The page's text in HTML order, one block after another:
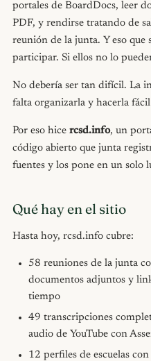
portales de BoardDocs, leer
PDF, y rendirse tratando de
reunión de la junta. Y eso que
participar. Si ellos no lo
No debería ser tan difícil. La
falta organizarla y hacerla fácil
Por eso hice rcsd.info, un
código abierto que junta
fuentes y los pone en un solo
Qué hay en el sitio
Hasta hoy, rcsd.info cubre:
58 reuniones de la junta
documentos adjuntos y
tiempo
49 transcripciones
audio de YouTube con
12 perfiles de escuelas